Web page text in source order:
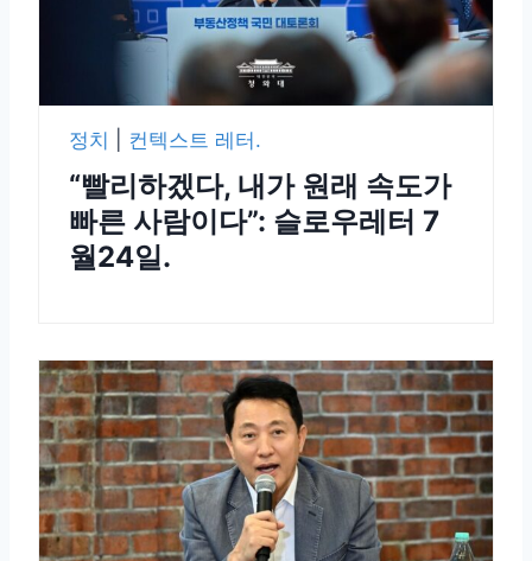
정치 컨텍스트 레터.
“빨리하겠다, 내가 원래 속도가
빠른 사람이다”: 슬로우레터 7
월24일.